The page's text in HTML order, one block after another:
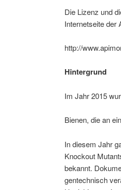
Die Lizenz und
Internetseite der
http://
Hintergrund
Im Jahr 2015
Bienen, die an
In diesem Jahr
Knockout
bekannt.
gentechnisch